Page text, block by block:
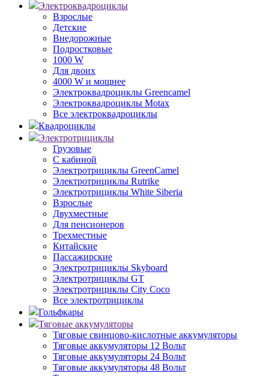
Электроквадроциклы
Взрослые
Детские
Внедорожные
Подростковые
1000 W
Для двоих
4000 W и мощнее
Электроквадроциклы Greencamel
Электроквадроциклы Motax
Все электроквадроциклы
Квадроциклы
Электротрициклы
Грузовые
С кабиной
Электротрициклы GreenCamel
Электротрициклы Rutrike
Электротрициклы White Siberia
Взрослые
Двухместные
Для пенсионеров
Трехместные
Китайские
Пассажирские
Электротрициклы Skyboard
Электротрициклы GT
Электротрициклы City Coco
Все электротрициклы
Гольфкары
Тяговые аккумуляторы
Тяговые свинцово-кислотные аккумуляторы
Тяговые аккумуляторы 12 Вольт
Тяговые аккумуляторы 24 Вольт
Тяговые аккумуляторы 48 Вольт